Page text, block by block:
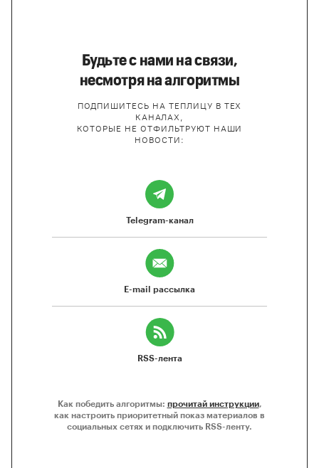
Будьте с нами на связи,
несмотря на алгоритмы
ПОДПИШИТЕСЬ НА ТЕПЛИЦУ В ТЕХ
КАНАЛАХ,
КОТОРЫЕ НЕ ОТФИЛЬТРУЮТ НАШИ
НОВОСТИ:
Telegram-канал
E-mail рассылка
RSS-лента
Как победить алгоритмы: прочитай инструкции,
как настроить приоритетный показ материалов в
социальных сетях и подключить RSS-ленту.